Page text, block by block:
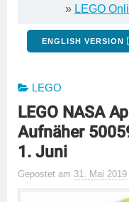
» LEGO
ENGLISH
LEGO
LEGO NASA
Aufnäher
1. Juni
Gepostet am 31. Mai 2019